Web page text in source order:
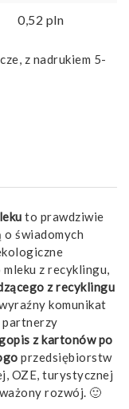
0,52 pln
z nadrukiem 5-
to prawdziwie
świadomych
z recyklingu,
z recyklingu
komunikat
partnerzy
z kartonów po
przedsiębiorstw
OZE, turystycznej
rozwój. 🙂